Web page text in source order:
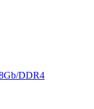
DDR4